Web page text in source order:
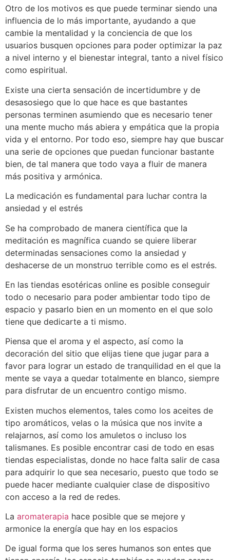
Otro de los motivos es que puede terminar siendo una
influencia de lo más importante, ayudando a que
cambie la mentalidad y la conciencia de que los
usuarios busquen opciones para poder optimizar la paz
a nivel interno y el bienestar integral, tanto a nivel físico
como espiritual.
Existe una cierta sensación de incertidumbre y de
desasosiego que lo que hace es que bastantes
personas terminen asumiendo que es necesario tener
una mente mucho más abiera y empática que la propia
vida y el entorno. Por todo eso, siempre hay que buscar
una serie de opciones que puedan funcionar bastante
bien, de tal manera que todo vaya a fluir de manera
más positiva y armónica.
La medicación es fundamental para luchar contra la
ansiedad y el estrés
Se ha comprobado de manera científica que la
meditación es magnífica cuando se quiere liberar
determinadas sensaciones como la ansiedad y
deshacerse de un monstruo terrible como es el estrés.
En las tiendas esotéricas online es posible conseguir
todo o necesario para poder ambientar todo tipo de
espacio y pasarlo bien en un momento en el que solo
tiene que dedicarte a ti mismo.
Piensa que el aroma y el aspecto, así como la
decoración del sitio que elijas tiene que jugar para a
favor para lograr un estado de tranquilidad en el que la
mente se vaya a quedar totalmente en blanco, siempre
para disfrutar de un encuentro contigo mismo.
Existen muchos elementos, tales como los aceites de
tipo aromáticos, velas o la música que nos invite a
relajarnos, así como los amuletos o incluso los
talismanes. Es posible encontrar casi de todo en esas
tiendas especialistas, donde no hace falta salir de casa
para adquirir lo que sea necesario, puesto que todo se
puede hacer mediante cualquier clase de dispositivo
con acceso a la red de redes.
La aromaterapia hace posible que se mejore y
armonice la energía que hay en los espacios
De igual forma que los seres humanos son entes que